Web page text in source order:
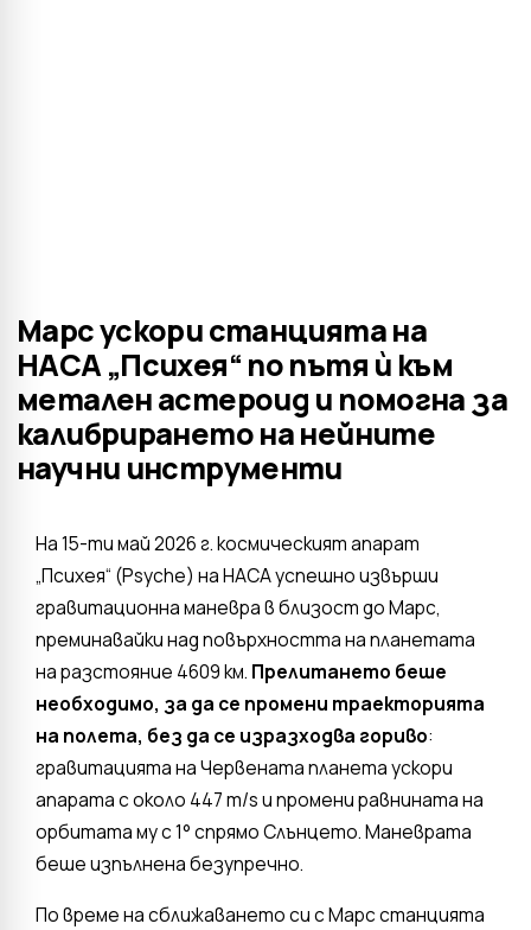
Марс ускори станцията на
НАСА „Психея“ по пътя ѝ към
метален астероид и помогна за
калибрирането на нейните
научни инструменти
На 15-ти май 2026 г. космическият апарат
„Психея“ (Psyche) на НАСА успешно извърши
гравитационна маневра в близост до Марс,
преминавайки над повърхността на планетата
на разстояние 4609 км. Прелитането беше
необходимо, за да се промени траекторията
на полета, без да се изразходва гориво:
гравитацията на Червената планета ускори
апарата с около 447 m/s и промени равнината на
орбитата му с 1° спрямо Слънцето. Маневрата
беше изпълнена безупречно.
По време на сближаването си с Марс станцията